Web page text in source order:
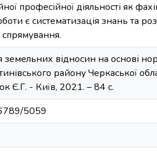
професійної діяльності як
є систематизація знань та
відносин на основі
району Черкаської
Є.Г. - Київ, 2021. – 84 с.
5059